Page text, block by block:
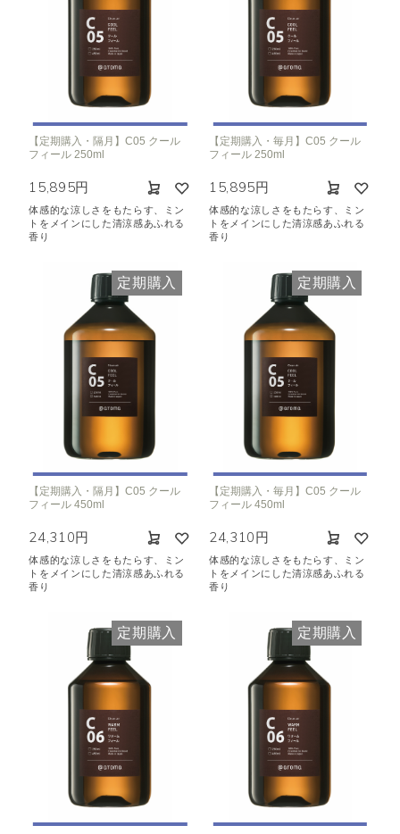
【定期購入・隔月】C05 クール
フィール 250ml
15,895円
体感的な涼しさをもたらす、ミン
トをメインにした清涼感あふれる
香り
【定期購入・毎月】C05 クール
フィール 250ml
15,895円
体感的な涼しさをもたらす、ミン
トをメインにした清涼感あふれる
香り
定期購入
【定期購入・隔月】C05 クール
フィール 450ml
24,310円
体感的な涼しさをもたらす、ミン
トをメインにした清涼感あふれる
香り
定期購入
【定期購入・毎月】C05 クール
フィール 450ml
24,310円
体感的な涼しさをもたらす、ミン
トをメインにした清涼感あふれる
香り
定期購入 定期購入